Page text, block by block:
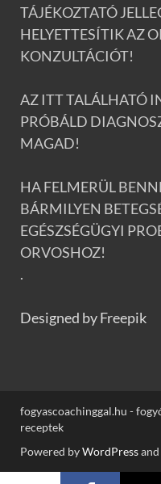
TÁJÉKOZTATÓ
HELYETTESÍTIK AZ
KONZULTÁCIÓT!
AZ ITT TALÁLHATÓ
PRÓBÁLD
MAGAD!
HA FELMERÜL
BÁRMILYEN
EGÉSZSÉGÜGYI
ORVOSHOZ!
.
Designed by Freepik
fogyascoachinggal.hu -
receptek
Powered byWordPressand